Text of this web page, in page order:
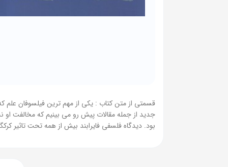
قسمتی از متن کتاب : یکی از مهم ترین فیلسوفان علم که
جدید از جمله مقالات پیش رو می بینیم که مخالفت او
بود. دیدگاه فلسفی فایرابند بیش از همه تحت تاثیر